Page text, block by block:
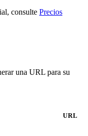
consulte Precios
una URL para su
URL